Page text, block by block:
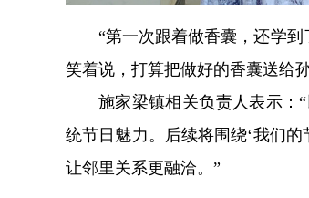
“第一次跟着做香囊，还学
笑着说，打算把做好的香囊送给
施家梁镇相关负责人表示：
统节日魅力。后续将围绕‘我们
让邻里关系更融洽。”